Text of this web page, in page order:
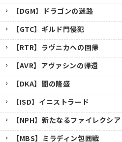
【DGM】ドラゴンの迷路
【GTC】ギルド門侵犯
【RTR】ラヴニカへの回帰
【AVR】アヴァシンの帰還
【DKA】闇の隆盛
【ISD】イニストラード
【NPH】新たなるファイレクシア
【MBS】ミラディン包囲戦